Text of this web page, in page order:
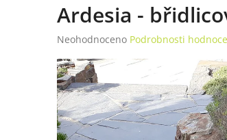
Ardesia -
Průměrné
produktu
je
0,0
z
5
hvězdiček.
Neohodnoceno Podrobnosti